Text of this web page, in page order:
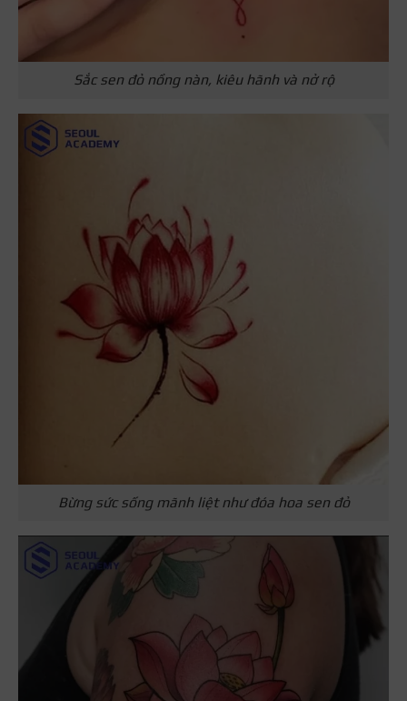
Sắc sen đỏ nồng nàn, kiêu hãnh và nở rộ
Bừng sức sống mãnh liệt như đóa hoa sen đỏ